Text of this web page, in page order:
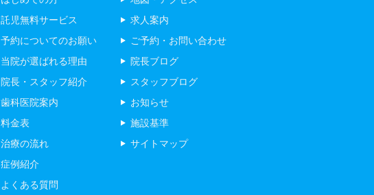
託児無料サービス
予約についてのお願い
当院が選ばれる理由
院長・スタッフ紹介
歯科医院案内
料金表
治療の流れ
症例紹介
よくある質問
求人案内
ご予約・お問い合わせ
院長ブログ
スタッフブログ
お知らせ
施設基準
サイトマップ